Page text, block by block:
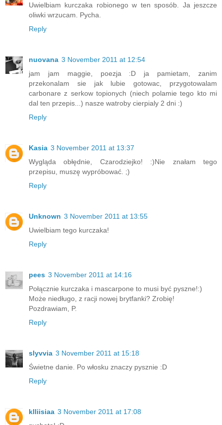
Uwielbiam kurczaka robionego w ten sposób. Ja jeszcze
oliwki wrzucam. Pycha.
Reply
nuovana 3 November 2011 at 12:54
jam jam maggie, poezja :D ja pamietam, zanim
przekonalam sie jak lubie gotowac, przygotowalam
carbonare z serkow topionych (niech polamie tego kto mi
dal ten przepis...) nasze watroby cierpialy 2 dni :)
Reply
Kasia 3 November 2011 at 13:37
Wygląda obłędnie, Czarodziejko! :)Nie znałam tego
przepisu, muszę wypróbować. ;)
Reply
Unknown 3 November 2011 at 13:55
Uwielbiam tego kurczaka!
Reply
pees 3 November 2011 at 14:16
Połącznie kurczaka i mascarpone to musi być pyszne!:)
Może niedługo, z racji nowej brytfanki? Zrobię!
Pozdrawiam, P.
Reply
slyvvia 3 November 2011 at 15:18
Świetne danie. Po włosku znaczy pysznie :D
Reply
klliisiaa 3 November 2011 at 17:08